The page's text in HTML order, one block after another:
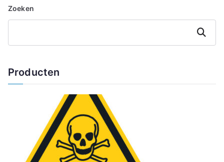
Zoeken
Zoeken
Producten